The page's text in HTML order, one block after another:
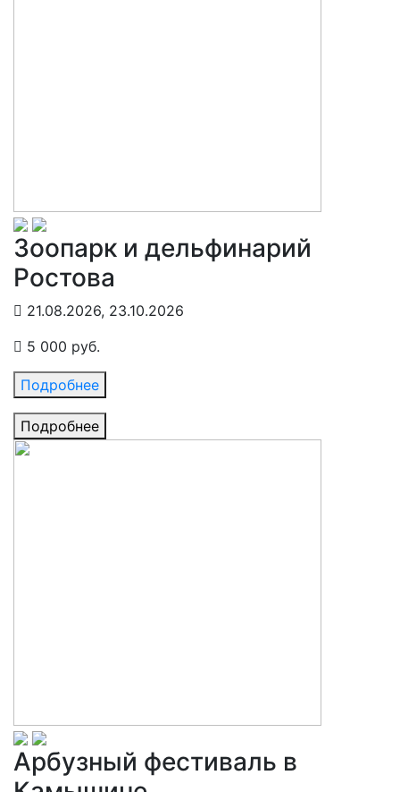
Зоопарк и дельфинарий
Ростова
21.08.2026, 23.10.2026
5 000 руб.
Подробнее
Подробнее
Арбузный фестиваль в